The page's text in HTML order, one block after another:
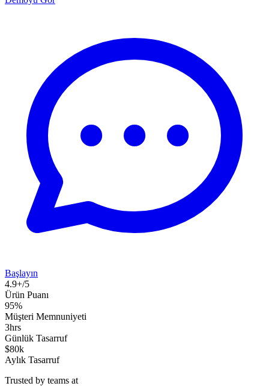
Başlayın
4.9+/5
Ürün Puanı
95%
Müşteri Memnuniyeti
3hrs
Günlük Tasarruf
$80k
Aylık Tasarruf
Trusted by teams at